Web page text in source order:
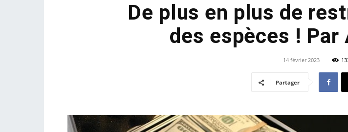
Café
De plus en plus de
des espèces ! Par
14 février 2023
Partager